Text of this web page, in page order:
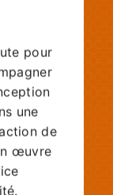
pour
une
de
œuvre